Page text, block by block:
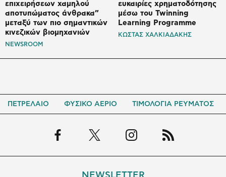
επιχειρήσεων χαμηλού
αποτυπώματος άνθρακα”
μεταξύ των πιο σημαντικών
κινεζικών βιομηχανιών
NEWSROOM
ευκαιρίες χρηματοδότησης
μέσω του Twinning
Learning Programme
ΚΩΣΤΑΣ ΧΑΛΚΙΑΔΑΚΗΣ
ΠΕΤΡΕΛΑΙΟ ΦΥΣΙΚΟ ΑΕΡΙΟ ΤΙΜΟΛΟΓΙΑ ΡΕΥΜΑΤΟΣ